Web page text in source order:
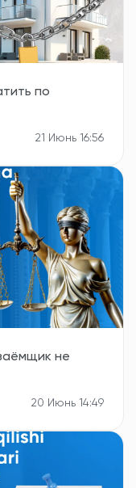
по
21 Июнь 16:56
не
20 Июнь 14:49